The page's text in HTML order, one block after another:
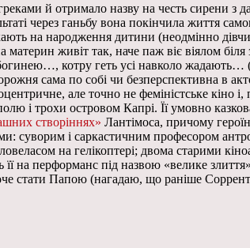
й отримало назву на честь сирени з
через ганьбу вона покінчила життя
на народження дитини (неодмінно
живіт так, наче паж віє віялом
котру геть усі навколо жадають…
сама по собі чи безперспективна в
але точно не феміністське кіно
і трохи островом Капрі. Її умовно
створіннях» Лантімоса, причому
суворим і саркастичним професором
на гелікоптері; двома старими
на перформанс під назвою «велике
стати Папою (нагадаю, що раніше